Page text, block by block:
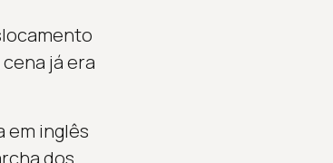
já era
em inglês
dos